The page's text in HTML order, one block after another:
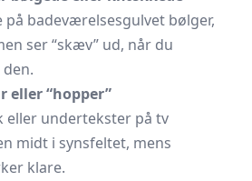
på badeværelsesgulvet bølger,
ser “skæv” ud, når du
eller “hopper”
eller undertekster på tv
midt i synsfeltet, mens
klare.